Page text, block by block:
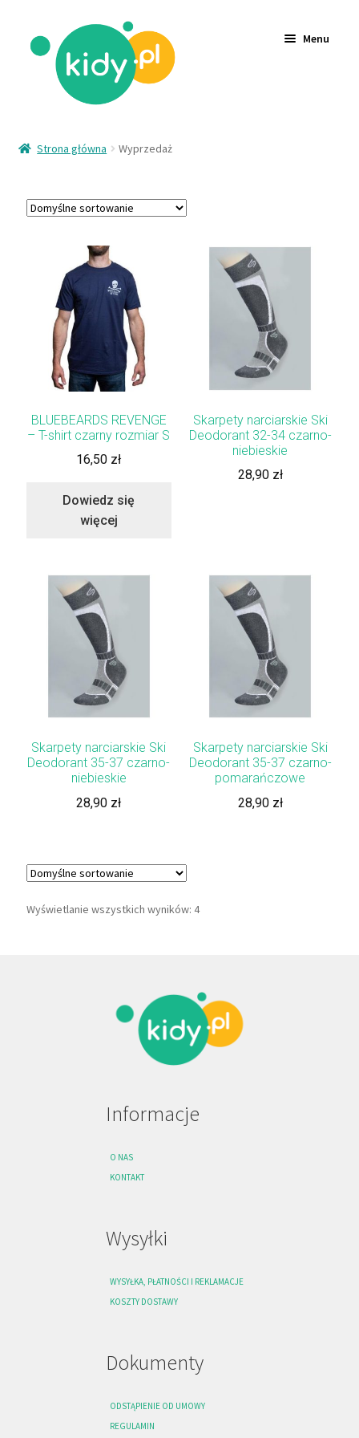
Menu
Ubrania
Logowanie
Rejestracja
Strona główna Wyprzedaż
BLUEBEARDS REVENGE
– T-shirt czarny rozmiar S
16,50 zł
Dowiedz się
więcej
Skarpety narciarskie Ski
Deodorant 32-34 czarno-
niebieskie
28,90 zł
Skarpety narciarskie Ski
Deodorant 35-37 czarno-
niebieskie
28,90 zł
Skarpety narciarskie Ski
Deodorant 35-37 czarno-
pomarańczowe
28,90 zł
Wyświetlanie wszystkich wyników: 4
Informacje
O NAS
KONTAKT
Wysyłki
WYSYŁKA, PŁATNOŚCI I REKLAMACJE
KOSZTY DOSTAWY
Dokumenty
ODSTĄPIENIE OD UMOWY
REGULAMIN